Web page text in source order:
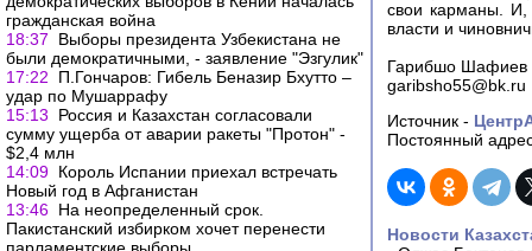
гражданская война
18:37
Выборы президента Узбекистана не
были демократичными, - заявление "Эзгулик"
17:22
П.Гончаров: Гибель Беназир Бхутто –
удар по Мушаррафу
15:13
Россия и Казахстан согласовали
сумму ущерба от аварии ракеты "Протон" -
$2,4 млн
14:09 Король Испании приехал встречать
Новый год в Афганистан
13:46 На неопределенный срок.
Пакистанский избирком хочет перенести
свои карманы. И,
власти и
Гарибшо Шафиев
garibsho55@bk.ru
Источник -
Постоянный
Новости